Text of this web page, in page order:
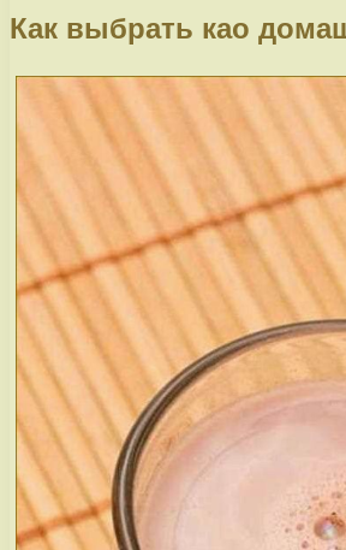
Как выбрать као